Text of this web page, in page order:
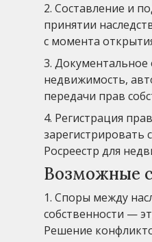
2. Составление и
принятии
с момента
3. Документальное
недвижимость,
передачи прав
4. Регистрация
зарегистрировать
Росреестр для
Возможные
1. Споры между
собственности —
Решение